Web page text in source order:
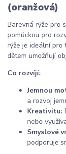
(oranžová)
Barevná rýže pro
pomůckou pro
rýže je ideální pro
dětem umožňují
Co rozvíjí:
Jemnou
a rozvoj
Kreativitu:
nebo
Smyslové
podporuje